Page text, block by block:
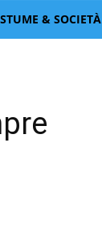
& SOCIETÀ